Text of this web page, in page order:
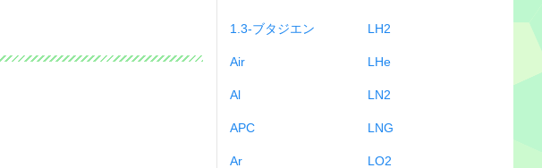
1.3-ブタジエン
Air
Al
APC
Ar
LH2
LHe
LN2
LNG
LO2